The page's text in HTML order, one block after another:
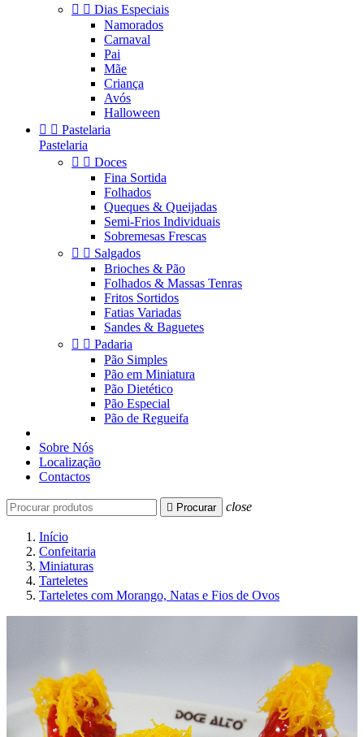
  Dias Especiais
Namorados
Carnaval
Pai
Mãe
Criança
Avós
Halloween
  Pastelaria
Pastelaria
  Doces
Fina Sortida
Folhados
Queques & Queijadas
Semi-Frios Individuais
Sobremesas Frescas
  Salgados
Brioches & Pão
Folhados & Massas Tenras
Fritos Sortidos
Fatias Variadas
Sandes & Baguetes
  Padaria
Pão Simples
Pão em Miniatura
Pão Dietético
Pão Especial
Pão de Regueifa
Sobre Nós
Localização
Contactos
 Procurar close
Início
Confeitaria
Miniaturas
Tarteletes
Tarteletes com Morango, Natas e Fios de Ovos